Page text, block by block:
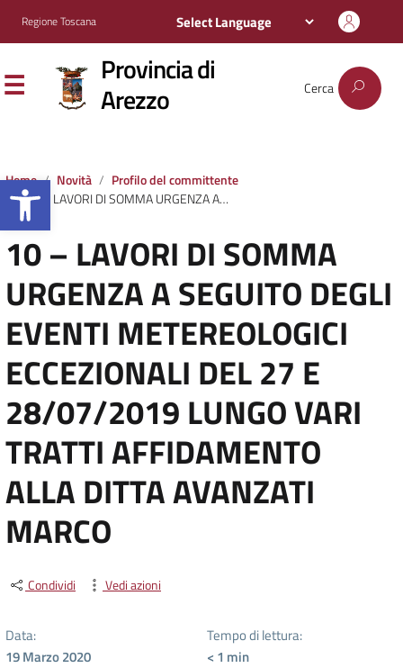
Apri la barra degli strumenti
Regione Toscana
Provincia di
Arezzo Cerca
Home Novità
Profilo del committente
10 – LAVORI DI SOMMA URGENZA A SEGUITO DEGLI EVENTI METEREOLOGICI ECCEZIONALI DEL 27 E 28/07/2019 LUNGO VARI TRATTI AFFIDAMENTO ALLA DITTA AVANZATI MARCO
10 – LAVORI DI SOMMA
URGENZA A SEGUITO DEGLI
EVENTI METEREOLOGICI
ECCEZIONALI DEL 27 E
28/07/2019 LUNGO VARI
TRATTI AFFIDAMENTO
ALLA DITTA AVANZATI
MARCO
Condividi Vedi azioni
Data:
19 Marzo 2020
Tempo di lettura:
< 1 min